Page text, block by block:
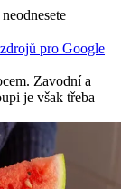
pro Google
Zavodní a
je však třeba